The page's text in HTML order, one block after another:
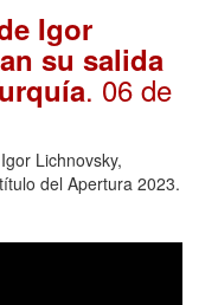
Igor
su salida
. 06 de
Lichnovsky,
del Apertura 2023.